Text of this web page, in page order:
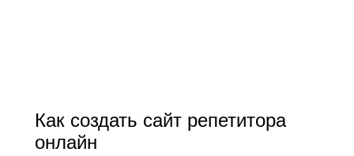
Как создать сайт репетитора
онлайн